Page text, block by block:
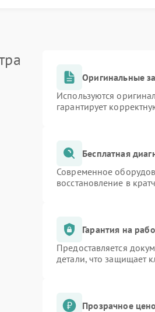
Оригинальные
Используются
гарантирует
Бесплатная
Современное
восстановление в
Гарантия на
Предоставляется
детали, что защищает
Прозрачное